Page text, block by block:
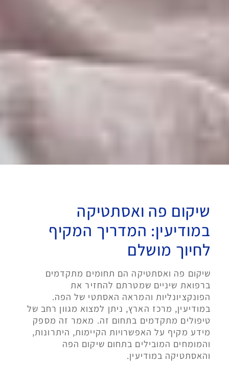
שיקום פה ואסתטיקה
במודיעין: המדריך המקיף
לחיוך מושלם
שיקום פה ואסתטיקה הם תחומים מתקדמים
ברפואת שיניים שמטרתם להחזיר את
הפונקציונליות והמראה האסתטי של הפה.
במודיעין, מרכז הארץ, ניתן למצוא מגוון רחב של
טיפולים מתקדמים בתחום זה. מאמר זה מספק
מידע מקיף על האפשרויות הקיימות, היתרונות,
והמומחים המובילים בתחום שיקום הפה
והאסתטיקה במודיעין.